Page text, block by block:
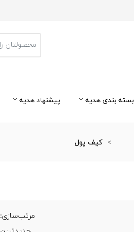
بسته بندی هدیه پیشنهاد هدیه
کیف پول
مرتب‌سازی: